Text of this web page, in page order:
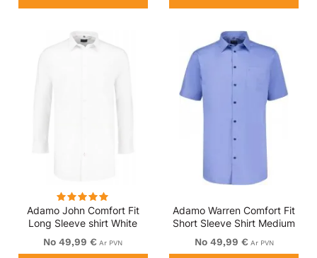
Adamo John Comfort Fit
Long Sleeve shirt White
No 49,99 € Ar PVN
Adamo Warren Comfort Fit
Short Sleeve Shirt Medium
Blue
No 49,99 € Ar PVN